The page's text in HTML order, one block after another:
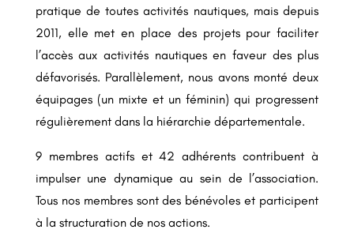
pratique de toutes activités nautiques, mais depuis
2011, elle met en place des projets pour faciliter
l’accès aux activités nautiques en faveur des plus
défavorisés. Parallèlement, nous avons monté deux
équipages (un mixte et un féminin) qui progressent
régulièrement dans la hiérarchie départementale.
9 membres actifs et 42 adhérents contribuent à
impulser une dynamique au sein de l’association.
Tous nos membres sont des bénévoles et participent
à la structuration de nos actions.